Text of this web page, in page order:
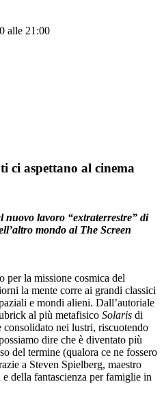
alle 21:00
ci aspettano al cinema
lavoro “extraterrestre” di
mondo al The Screen
per la missione cosmica del
la mente corre ai grandi classici
e mondi alieni. Dall’autoriale
al più metafisico Solaris di
nei lustri, riscuotendo
dire che è diventato più
del termine (qualora ce ne fossero
a Steven Spielberg, maestro
della fantascienza per famiglie in